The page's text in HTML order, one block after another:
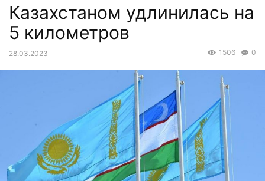
Казахстаном удлинилась на
5 километров
28.03.2023 0
1506